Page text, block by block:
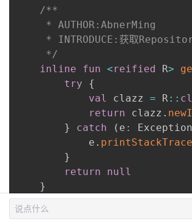
/**
     * AUTHOR:AbnerMing
* INTRODUCE:获取
     */
inline
fun <reified R>
try
{
val
clazz = R::
return clazz .
}
catch ( e : Exception
            e
. printStackTrace
}
return
null
}
}